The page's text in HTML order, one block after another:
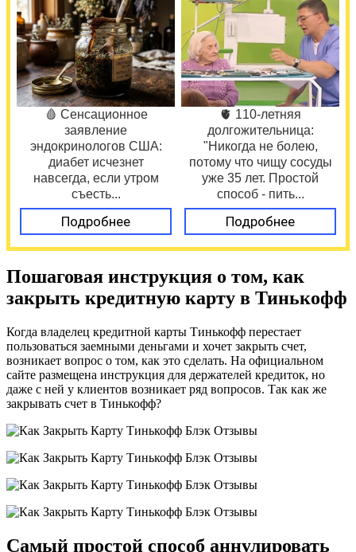
🩸 Сенсационное
заявление
эндокринологов США:
диабет исчезнет
навсегда, если утром
съесть...
Подробнее
🫀 110-летняя
долгожительница:
"Никогда не болею,
потому что чищу сосуды
уже 35 лет. Простой
способ - пить...
Подробнее
Пошаговая инструкция о том, как
закрыть кредитную карту в Тинькофф
Когда владелец кредитной карты Тинькофф перестает
пользоваться заемными деньгами и хочет закрыть счет,
возникает вопрос о том, как это сделать. На официальном
сайте размещена инструкция для держателей кредиток, но
даже с ней у клиентов возникает ряд вопросов. Так как же
закрывать счет в Тинькофф?
Самый простой способ аннулировать